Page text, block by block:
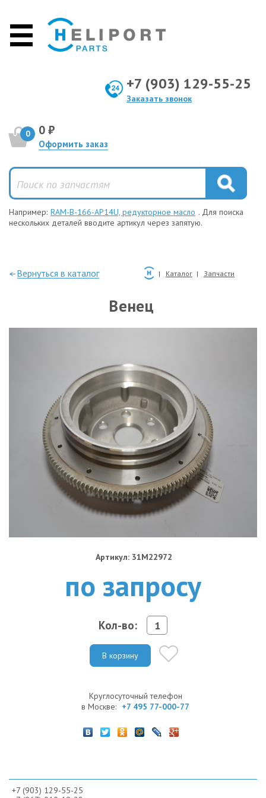
+7 (903) 129-55-25
Заказать звонок
0 0 ₽
Оформить заказ
Например: RAM-B-166-AP14U, редукторное масло . Для поиска
нескольких деталей вводите артикул через запятую.
—Вернуться в каталог Каталог Запчасти
Венец
Артикул: 31M22972
по запросу
Кол-во:
В корзину
Круглосуточный телефон
в Москве: +7 495 77-000-77
+7 (903) 129-55-25